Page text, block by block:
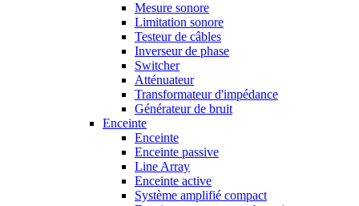
Mesure sonore
Limitation sonore
Testeur de câbles
Inverseur de phase
Switcher
Atténuateur
Transformateur d'impédance
Générateur de bruit
Enceinte
Enceinte
Enceinte passive
Line Array
Enceinte active
Système amplifié compact